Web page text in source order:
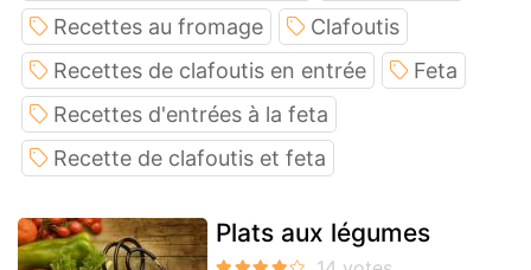
Recettes au fromage
Clafoutis
Recettes de clafoutis en entrée
Feta
Recettes d'entrées à la feta
Recette de clafoutis et feta
Plats aux légumes